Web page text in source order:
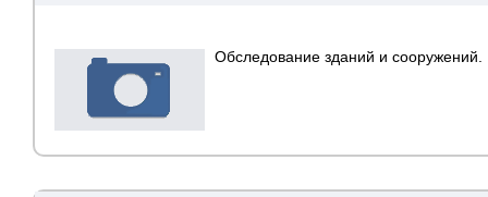
Обследование зданий и сооружений.